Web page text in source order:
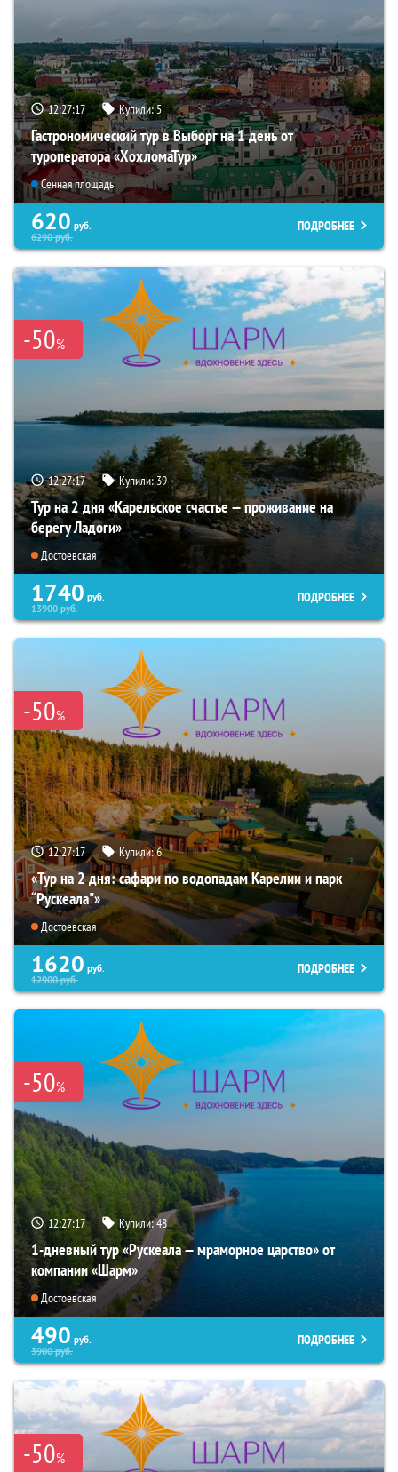
12:27:16 Купили:5
Гастрономический тур в Выборг на 1 день от
туроператора «ХохломаТур»
Сенная площадь
620 руб.
6290руб.
ПОДРОБНЕЕ
-50%
12:27:16 Купили:39
Тур на 2 дня «Карельское счастье — проживание на
берегу Ладоги»
Достоевская
1740 руб.
13900руб.
ПОДРОБНЕЕ
-50%
12:27:16 Купили:6
«Тур на 2 дня: сафари по водопадам Карелии и парк
“Рускеала"»
Достоевская
1620 руб.
12900руб.
ПОДРОБНЕЕ
-50%
12:27:16 Купили:48
1-дневный тур «Рускеала — мраморное царство» от
компании «Шарм»
Достоевская
490 руб.
3900руб.
ПОДРОБНЕЕ
-50%